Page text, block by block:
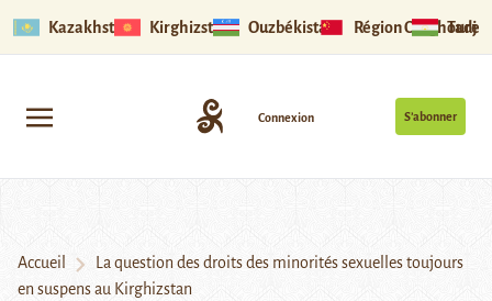
Kazakhstan Kirghizstan Ouzbékistan Région Ouïghoure
S’abonner
Connexion
Accueil
La question des droits des minorités sexuelles toujours
en suspens au Kirghizstan